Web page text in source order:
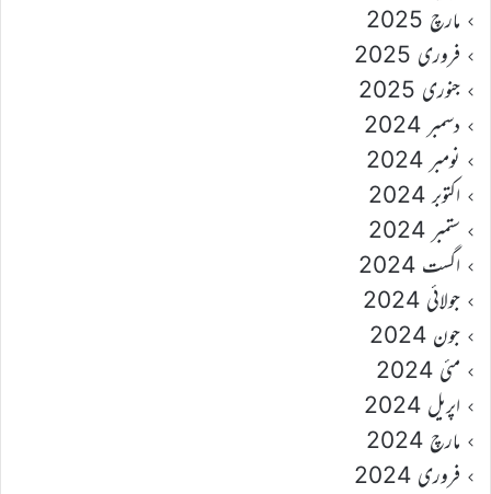
مارچ 2025
فروری 2025
جنوری 2025
دسمبر 2024
نومبر 2024
اکتوبر 2024
ستمبر 2024
اگست 2024
جولائی 2024
جون 2024
مئی 2024
اپریل 2024
مارچ 2024
فروری 2024